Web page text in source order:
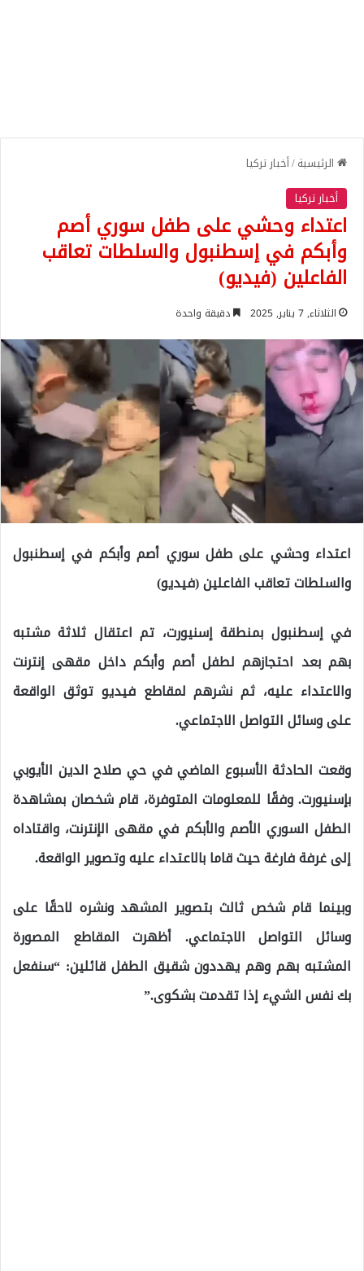
الرئيسية/أخبار تركيا
أخبار تركيا
اعتداء وحشي على طفل سوري أصم
وأبكم في إسطنبول والسلطات تعاقب
الفاعلين (فيديو)
الثلاثاء, 7 يناير, 2025 دقيقة واحدة
اعتداء وحشي على طفل سوري أصم وأبكم في إسطنبول
والسلطات تعاقب الفاعلين (فيديو)
في إسطنبول بمنطقة إسنيورت، تم اعتقال ثلاثة مشتبه
بهم بعد احتجازهم لطفل أصم وأبكم داخل مقهى إنترنت
والاعتداء عليه، ثم نشرهم لمقاطع فيديو توثق الواقعة
على وسائل التواصل الاجتماعي.
وقعت الحادثة الأسبوع الماضي في حي صلاح الدين الأيوبي
بإسنيورت. وفقًا للمعلومات المتوفرة، قام شخصان بمشاهدة
الطفل السوري الأصم والأبكم في مقهى الإنترنت، واقتاداه
إلى غرفة فارغة حيث قاما بالاعتداء عليه وتصوير الواقعة.
وبينما قام شخص ثالث بتصوير المشهد ونشره لاحقًا على
وسائل التواصل الاجتماعي. أظهرت المقاطع المصورة
المشتبه بهم وهم يهددون شقيق الطفل قائلين: “سنفعل
بك نفس الشيء إذا تقدمت بشكوى.”